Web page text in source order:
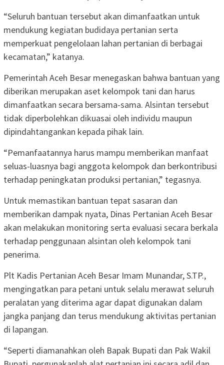
“Seluruh bantuan tersebut akan dimanfaatkan untuk
mendukung kegiatan budidaya pertanian serta
memperkuat pengelolaan lahan pertanian di berbagai
kecamatan,” katanya.
Pemerintah Aceh Besar menegaskan bahwa bantuan yang
diberikan merupakan aset kelompok tani dan harus
dimanfaatkan secara bersama-sama. Alsintan tersebut
tidak diperbolehkan dikuasai oleh individu maupun
dipindahtangankan kepada pihak lain.
“Pemanfaatannya harus mampu memberikan manfaat
seluas-luasnya bagi anggota kelompok dan berkontribusi
terhadap peningkatan produksi pertanian,” tegasnya.
Untuk memastikan bantuan tepat sasaran dan
memberikan dampak nyata, Dinas Pertanian Aceh Besar
akan melakukan monitoring serta evaluasi secara berkala
terhadap penggunaan alsintan oleh kelompok tani
penerima.
Plt Kadis Pertanian Aceh Besar Imam Munandar, S.TP.,
mengingatkan para petani untuk selalu merawat seluruh
peralatan yang diterima agar dapat digunakan dalam
jangka panjang dan terus mendukung aktivitas pertanian
di lapangan.
“Seperti diamanahkan oleh Bapak Bupati dan Pak Wakil